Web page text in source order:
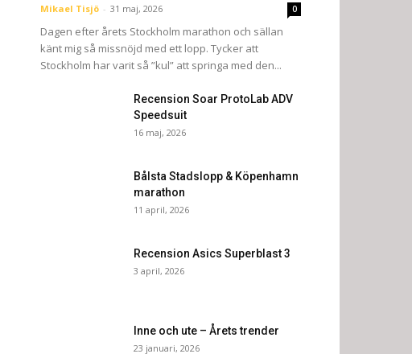
Mikael Tisjö - 31 maj, 2026 0
Dagen efter årets Stockholm marathon och sällan
känt mig så missnöjd med ett lopp. Tycker att
Stockholm har varit så ”kul” att springa med den...
Recension Soar ProtoLab ADV
Speedsuit
16 maj, 2026
Bålsta Stadslopp & Köpenhamn
marathon
11 april, 2026
Recension Asics Superblast 3
3 april, 2026
Inne och ute – Årets trender
23 januari, 2026